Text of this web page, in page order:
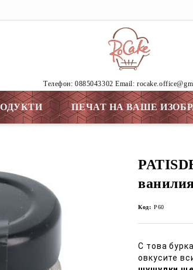
Tелефон: 0885043302 Email:
ПЕЧАТ НА ВАШЕ
Код: P60
С това
овкусите